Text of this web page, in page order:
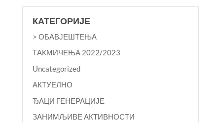
КАТЕГОРИЈЕ
> ОБАВЈЕШТЕЊА
TАКМИЧЕЊА 2022/2023
Uncategorized
АКТУЕЛНО
ЂАЦИ ГЕНЕРАЦИЈЕ
ЗАНИМЉИВЕ АКТИВНОСТИ